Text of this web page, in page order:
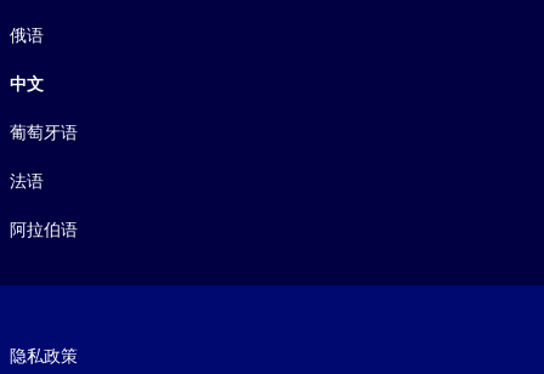
俄语
中文
葡萄牙语
法语
阿拉伯语
隐私政策